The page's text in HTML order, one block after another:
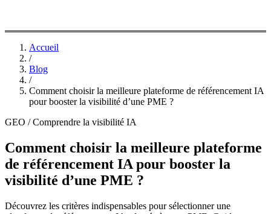
Accueil
/
Blog
/
Comment choisir la meilleure plateforme de référencement IA
pour booster la visibilité d’une PME ?
GEO / Comprendre la visibilité IA
Comment choisir la meilleure plateforme
de référencement IA pour booster la
visibilité d’une PME ?
Découvrez les critères indispensables pour sélectionner une